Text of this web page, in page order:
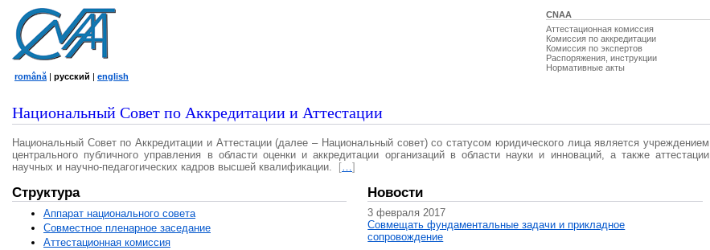
CNAA
Аттестационная комиссия
Комиссия по аккредитации
Комиссия по экспертов
Распоряжения, инструкции
Нормативные акты
română | русский | english
Национальный Совет по Аккредитации и Аттестации
Национальный Совет по Аккредитации и Аттестации (далее – Национальный совет) со статусом юридического лица является учреждением
центрального публичного управления в области оценки и аккредитации организаций в области науки и инноваций, а также аттестации
научных и научно-педагогических кадров высшей квалификации.
[…]
Структура
Аппарат национального совета
Совместное пленарное заседание
Аттестационная комисcия
Новости
3 февраля 2017
Совмещать фундаментальные задачи и прикладное
сопровождение